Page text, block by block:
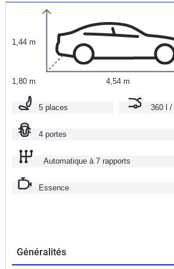
1,44 m
1,80 m 4,54 m
5 places 360 l /
4 portes
Automatique à 7 rapports
Essence
Généralités